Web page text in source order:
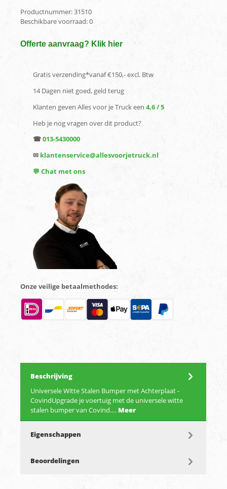
Productnummer:31510
Beschikbare voorraad:0
Offerte aanvraag? Klik hier
Gratis verzending*vanaf €150,- excl. Btw
14 Dagen niet goed, geld terug
Klanten geven Alles voor je Truck een 4,6 / 5
Heb je nog vragen over dit product?
☎013-5430000
✉ klantenservice@allesvoorjetruck.nl
💬 Chat met ons
Onze veilige betaalmethodes:
Beschrijving
Universele Witte Stalen Bumper met Achterplaat -
CovindUpgrade je voertuig met de universele witte
stalen bumper van Covind.… Meer
Eigenschappen
Beoordelingen